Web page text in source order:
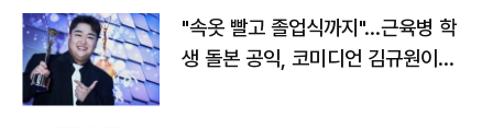
"속옷 빨고 졸업식까지"…근육병 학
생 돌본 공익, 코미디언 김규원이었